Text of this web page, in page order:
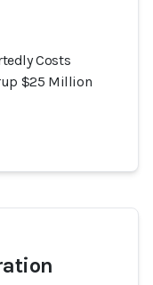
Costs
$25 Million